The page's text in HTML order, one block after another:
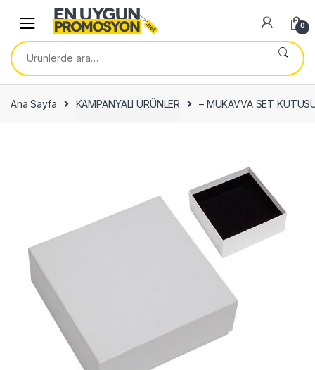
navigation
content
0
Ara:
Ana Sayfa KAMPANYALI ÜRÜNLER – MUKAVVA SET